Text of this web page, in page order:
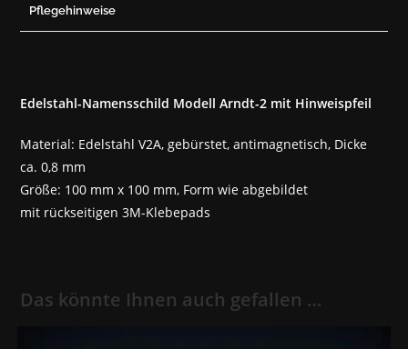
Pflegehinweise
Edelstahl-Namensschild Modell Arndt-2 mit Hinweispfeil
Material: Edelstahl V2A, gebürstet, antimagnetisch, Dicke
ca. 0,8 mm
Größe: 100 mm x 100 mm, Form wie abgebildet
mit rückseitigen 3M-Klebepads
Das könnte Ihnen auch gefallen …